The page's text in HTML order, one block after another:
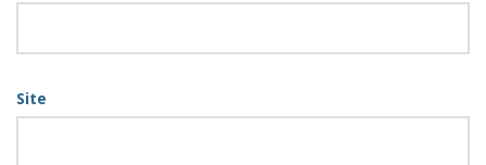
Site